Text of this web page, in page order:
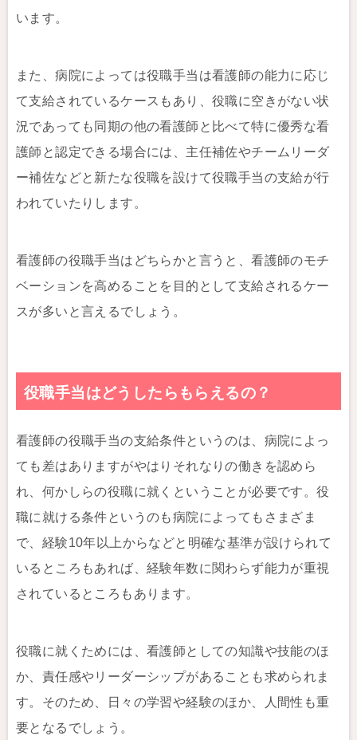
います。
また、病院によっては役職手当は看護師の能力に応じ
て支給されているケースもあり、役職に空きがない状
況であっても同期の他の看護師と比べて特に優秀な看
護師と認定できる場合には、主任補佐やチームリーダ
ー補佐などと新たな役職を設けて役職手当の支給が行
われていたりします。
看護師の役職手当はどちらかと言うと、看護師のモチ
ベーションを高めることを目的として支給されるケー
スが多いと言えるでしょう。
役職手当はどうしたらもらえるの？
看護師の役職手当の支給条件というのは、病院によっ
ても差はありますがやはりそれなりの働きを認めら
れ、何かしらの役職に就くということが必要です。役
職に就ける条件というのも病院によってもさまざま
で、経験10年以上からなどと明確な基準が設けられて
いるところもあれば、経験年数に関わらず能力が重視
されているところもあります。
役職に就くためには、看護師としての知識や技能のほ
か、責任感やリーダーシップがあることも求められま
す。そのため、日々の学習や経験のほか、人間性も重
要となるでしょう。